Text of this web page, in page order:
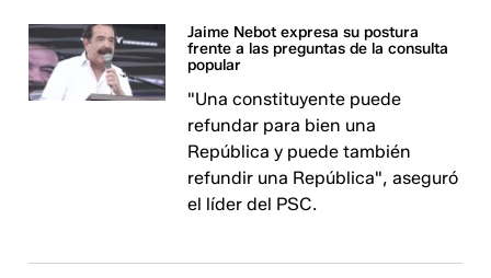
Jaime Nebot expresa su postura
frente a las preguntas de la consulta
popular
"Una constituyente puede
refundar para bien una
República y puede también
refundir una República", aseguró
el líder del PSC.